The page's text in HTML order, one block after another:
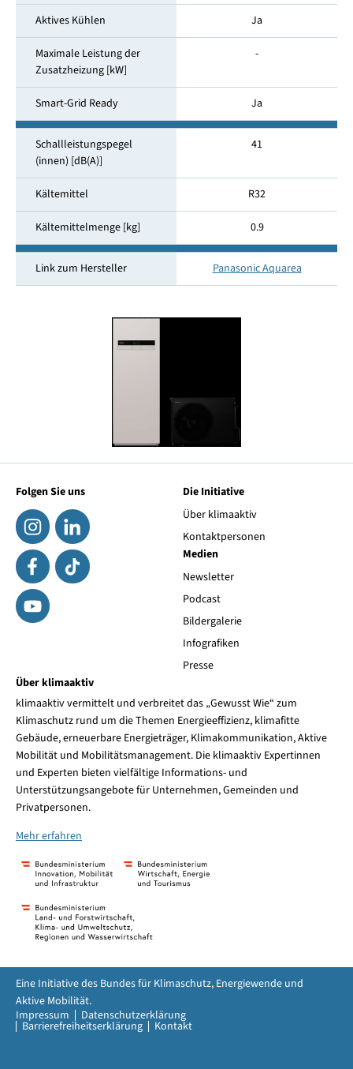
Aktives Kühlen Ja
Maximale Leistung der
Zusatzheizung [kW]
-
Smart-Grid Ready Ja
Schallleistungspegel
(innen) [dB(A)]
41
Kältemittel R32
Kältemittelmenge [kg] 0.9
Link zum Hersteller Panasonic Aquarea
Folgen Sie uns
Die Initiative
Über klimaaktiv
Kontaktpersonen
Medien
Newsletter
Podcast
Bildergalerie
Infografiken
Presse
Über klimaaktiv
klimaaktiv vermittelt und verbreitet das „Gewusst Wie“ zum
Klimaschutz rund um die Themen Energieeffizienz, klimafitte
Gebäude, erneuerbare Energieträger, Klimakommunikation, Aktive
Mobilität und Mobilitätsmanagement. Die klimaaktiv Expertinnen
und Experten bieten vielfältige Informations- und
Unterstützungsangebote für Unternehmen, Gemeinden und
Privatpersonen.
Mehr erfahren
Impressum Datenschutzerklärung
Barrierefreiheitserklärung Kontakt
Eine Initiative des Bundes für Klimaschutz, Energiewende und
Aktive Mobilität.